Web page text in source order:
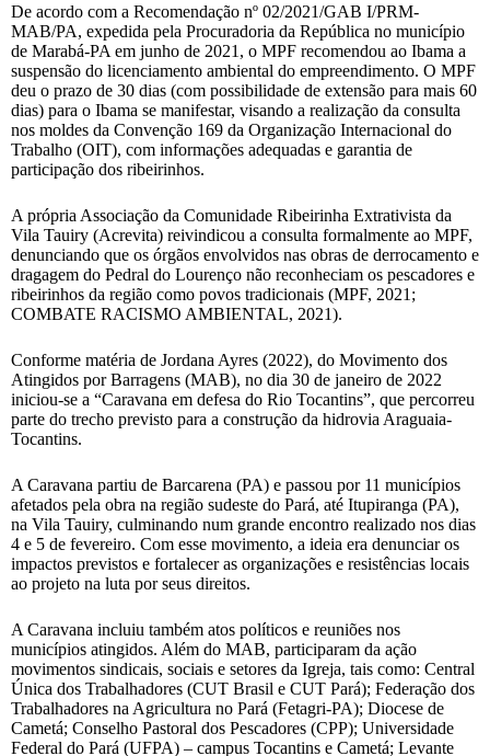
De acordo com a Recomendação nº 02/2021/GAB I/PRM-
MAB/PA, expedida pela Procuradoria da República no município
de Marabá-PA em junho de 2021, o MPF recomendou ao Ibama a
suspensão do licenciamento ambiental do empreendimento. O MPF
deu o prazo de 30 dias (com possibilidade de extensão para mais 60
dias) para o Ibama se manifestar, visando a realização da consulta
nos moldes da Convenção 169 da Organização Internacional do
Trabalho (OIT), com informações adequadas e garantia de
participação dos ribeirinhos.
A própria Associação da Comunidade Ribeirinha Extrativista da
Vila Tauiry (Acrevita) reivindicou a consulta formalmente ao MPF,
denunciando que os órgãos envolvidos nas obras de derrocamento e
dragagem do Pedral do Lourenço não reconheciam os pescadores e
ribeirinhos da região como povos tradicionais (MPF, 2021;
COMBATE RACISMO AMBIENTAL, 2021).
Conforme matéria de Jordana Ayres (2022), do Movimento dos
Atingidos por Barragens (MAB), no dia 30 de janeiro de 2022
iniciou-se a “Caravana em defesa do Rio Tocantins”, que percorreu
parte do trecho previsto para a construção da hidrovia Araguaia-
Tocantins.
A Caravana partiu de Barcarena (PA) e passou por 11 municípios
afetados pela obra na região sudeste do Pará, até Itupiranga (PA),
na Vila Tauiry, culminando num grande encontro realizado nos dias
4 e 5 de fevereiro. Com esse movimento, a ideia era denunciar os
impactos previstos e fortalecer as organizações e resistências locais
ao projeto na luta por seus direitos.
A Caravana incluiu também atos políticos e reuniões nos
municípios atingidos. Além do MAB, participaram da ação
movimentos sindicais, sociais e setores da Igreja, tais como: Central
Única dos Trabalhadores (CUT Brasil e CUT Pará); Federação dos
Trabalhadores na Agricultura no Pará (Fetagri-PA); Diocese de
Cametá; Conselho Pastoral dos Pescadores (CPP); Universidade
Federal do Pará (UFPA) – campus Tocantins e Cametá; Levante